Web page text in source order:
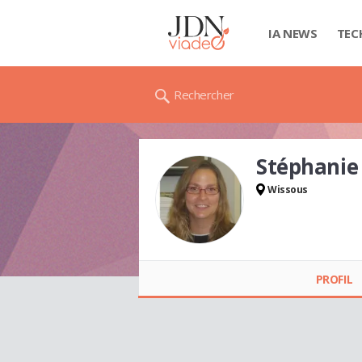
IA NEWS
Rechercher
Stéphanie
Wissous
PROFIL